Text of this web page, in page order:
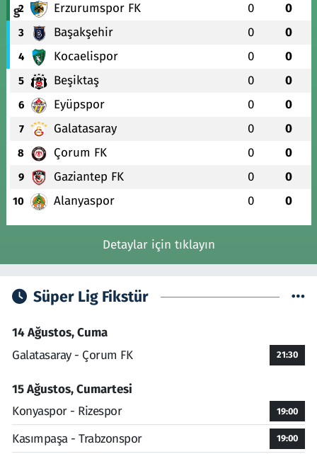
2 Erzurumspor FK 0 0
3 Başakşehir 0 0
4 Kocaelispor 0 0
5 Beşiktaş 0 0
6 Eyüpspor 0 0
7 Galatasaray 0 0
8 Çorum FK 0 0
9 Gaziantep FK 0 0
10 Alanyaspor 0 0
Detaylar için tıklayın
Süper Lig Fikstür
14 Ağustos, Cuma
Galatasaray - Çorum FK
21:30
15 Ağustos, Cumartesi
Konyaspor - Rizespor
19:00
Kasımpaşa - Trabzonspor 19:00